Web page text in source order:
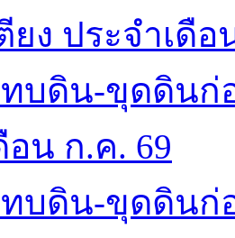
ยง ประจำเดือ
บดิน-ขุดดินก่
อน ก.ค. 69
บดิน-ขุดดินก่